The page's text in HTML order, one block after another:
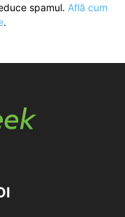
spamul. Află cum
.